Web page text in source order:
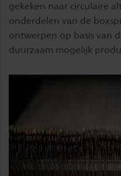
gekeken naar circulaire
onderdelen van de
ontwerpen op basis van
duurzaam mogelijk